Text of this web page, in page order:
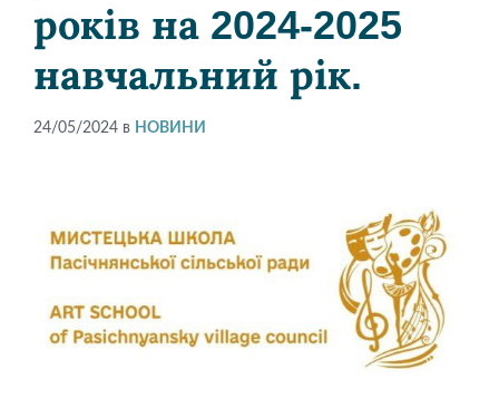
років на 2024-2025
навчальний рік.
24/05/2024 в НОВИНИ